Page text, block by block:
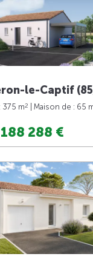
le-Captif
375 m2 | Maison de : 65
188 288 €